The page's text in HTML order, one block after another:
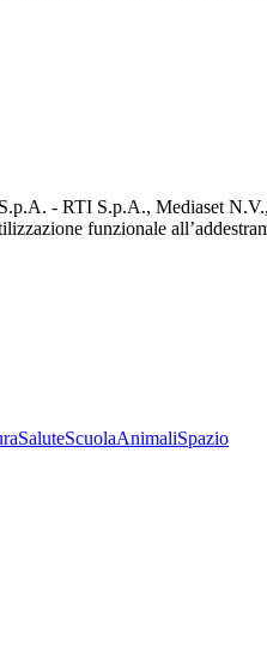
- RTI S.p.A., Mediaset N.V.,
funzionale
SaluteScuolaAnimaliSpazio